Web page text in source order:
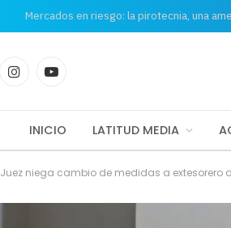
Mercados en riesgo: la pirotecnia, una
InstagramYouTube
INICIO LATITUD MEDIA
Juez niega cambio de medidas a extesorero